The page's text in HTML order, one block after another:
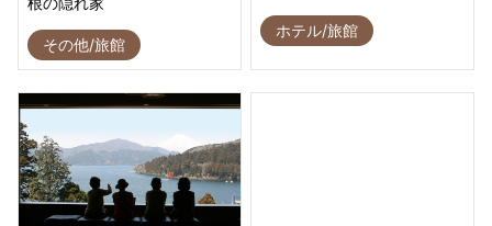
その他/旅館
ホテル/旅館